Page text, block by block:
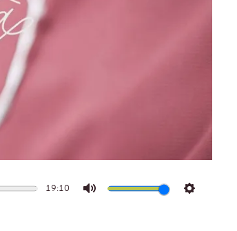
19:10
Mute Settings